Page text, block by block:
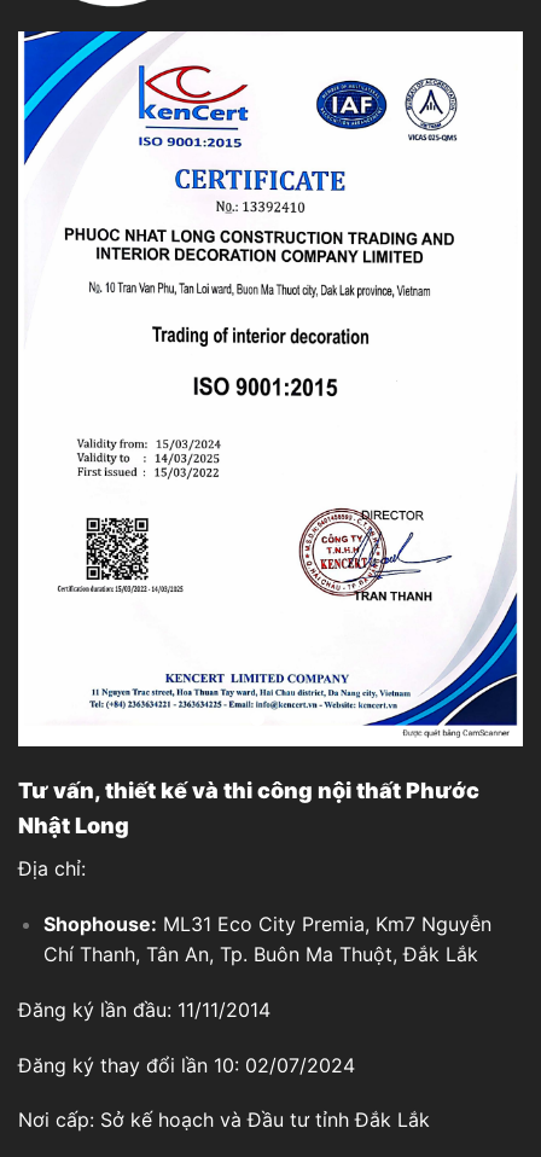
Tư vấn, thiết kế và thi công nội thất Phước
Nhật Long
Địa chỉ:
Shophouse: ML31 Eco City Premia, Km7 Nguyễn
Chí Thanh, Tân An, Tp. Buôn Ma Thuột, Đắk Lắk
Đăng ký lần đầu: 11/11/2014
Đăng ký thay đổi lần 10: 02/07/2024
Nơi cấp: Sở kế hoạch và Đầu tư tỉnh Đắk Lắk